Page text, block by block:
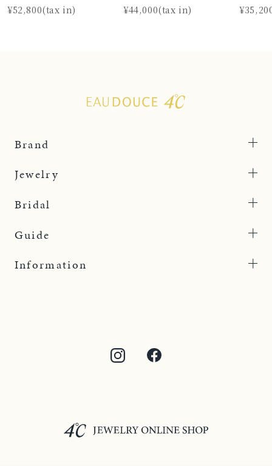
¥52,800(tax in) ¥44,000(tax in)
Brand
Jewelry
Bridal
Guide
Information